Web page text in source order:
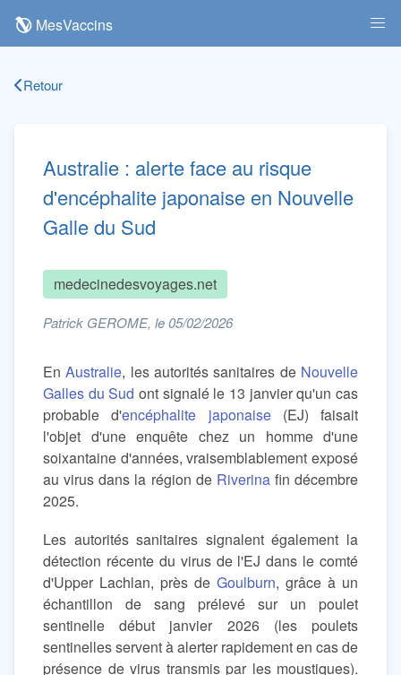
MesVaccins
Retour
Australie : alerte face au risque
d'encéphalite japonaise en Nouvelle
Galle du Sud
medecinedesvoyages.net
Patrick GEROME, le 05/02/2026
EnAustralie, les autorités sanitaires de Nouvelle
Galles du Sud ont signalé le 13 janvier qu'un cas
probable d'encéphalite japonaise(EJ) faisait
l'objet d'une enquête chez un homme d'une
soixantaine d'années, vraisemblablement exposé
au virus dans la région de Riverinafin décembre
2025.
Les autorités sanitaires signalent également la
détection récente du virus de l'EJ dans le comté
d'Upper Lachlan, près de Goulburn, grâce à un
échantillon de sang prélevé sur un poulet
sentinelle début janvier 2026 (les poulets
sentinelles servent à alerter rapidement en cas de
présence de virus transmis par les moustiques).